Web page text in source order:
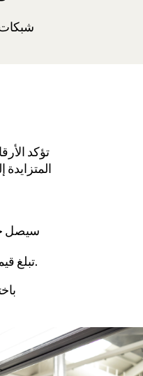
شبكات
تؤكد
سيصل
تبلغ.